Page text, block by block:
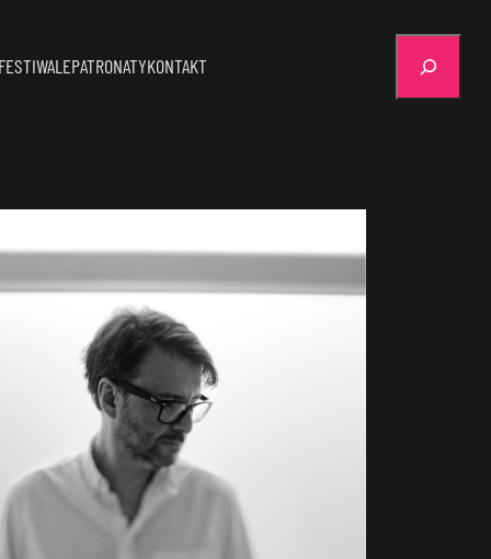
PATRONATYKONTAKT